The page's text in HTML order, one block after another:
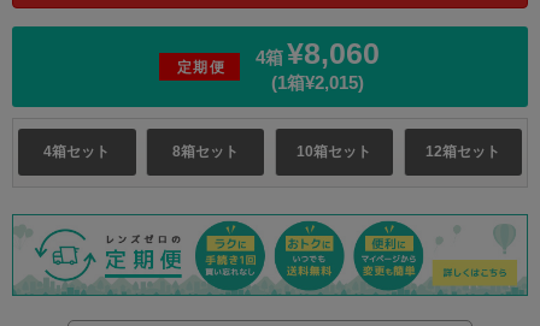
定期便 4箱 ¥8,060
(1箱¥2,015)
4箱セット 8箱セット 10箱セット 12箱セット